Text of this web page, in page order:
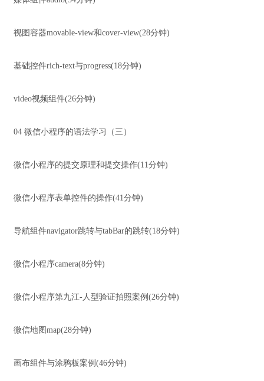
视图容器movable-view和cover-view(28分钟)
基础控件rich-text与progress(18分钟)
video视频组件(26分钟)
04 微信小程序的语法学习（三）
微信小程序的提交原理和提交操作(11分钟)
微信小程序表单控件的操作(41分钟)
导航组件navigator跳转与tabBar的跳转(18分钟)
微信小程序camera(8分钟)
微信小程序第九江-人型验证拍照案例(26分钟)
微信地图map(28分钟)
画布组件与涂鸦板案例(46分钟)